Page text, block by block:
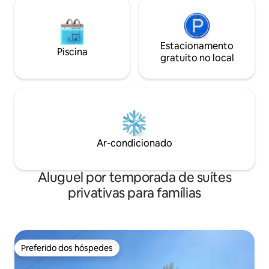
Piscina
Estacionamento
gratuito no local
Ar-condicionado
Aluguel por temporada de suítes
privativas para famílias
Preferido dos hóspedes
Preferido dos hóspedes